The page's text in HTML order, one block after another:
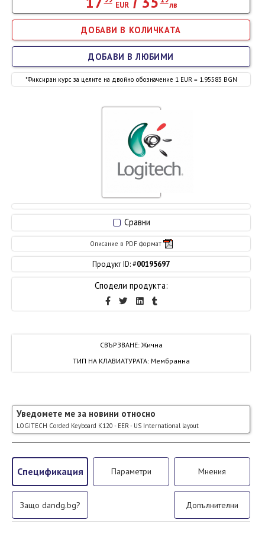
СВЪРЗВАНЕ: Жична
ТИП НА КЛАВИАТУРАТА: Мембранна
Сравни
Описание в PDF формат
Продукт ID: #00195697
Сподели продукта:
EUR лв
*Фиксиран курс за целите на двойно обозначение 1 EUR = 1.95583 BGN
ДОБАВИ В ЛЮБИМИ
Уведомете ме за новини относно
LOGITECH Corded Keyboard K120 - EER - US International layout
Спецификация Параметри Мнения
Защо dandg.bg? Допълнителни